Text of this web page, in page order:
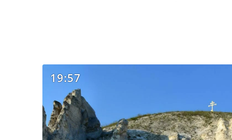
19:57